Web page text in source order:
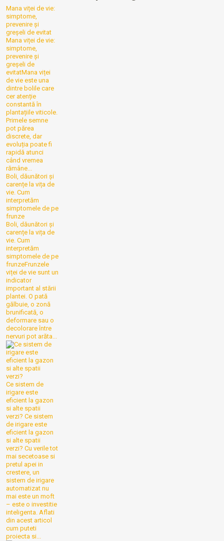
Mana viței de vie:
simptome,
prevenire și
greșeli de evitat
Mana viței de vie:
simptome,
prevenire și
greșeli de
evitatMana viței
de vie este una
dintre bolile care
cer atenție
constantă în
plantațiile viticole.
Primele semne
pot părea
discrete, dar
evoluția poate fi
rapidă atunci
când vremea
rămâne...
Boli, dăunători și
carențe la vița de
vie. Cum
interpretăm
simptomele de pe
frunze
Boli, dăunători și
carențe la vița de
vie. Cum
interpretăm
simptomele de pe
frunzeFrunzele
viței de vie sunt un
indicator
important al stării
plantei. O pată
gălbuie, o zonă
brunificată, o
deformare sau o
decolorare între
nervuri pot arăta...
Ce sistem de
irigare este
eficient la gazon
si alte spatii
verzi?Ce sistem
de irigare este
eficient la gazon
si alte spatii
verzi? Cu verile tot
mai secetoase si
pretul apei in
crestere, un
sistem de irigare
automatizat nu
mai este un moft
– este o investitie
inteligenta. Aflati
din acest articol
cum puteti
proiecta si...